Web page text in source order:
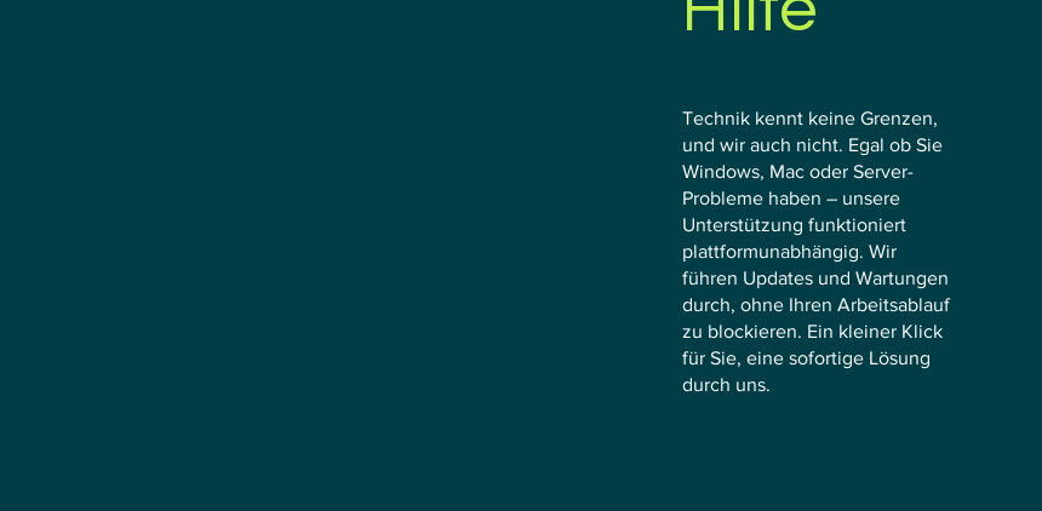
Technik kennt keine Grenzen,
und wir auch nicht. Egal ob Sie
Windows, Mac oder Server-
Probleme haben – unsere
Unterstützung funktioniert
plattformunabhängig. Wir
führen Updates und Wartungen
durch, ohne Ihren Arbeitsablauf
zu blockieren. Ein kleiner Klick
für Sie, eine sofortige Lösung
durch uns.